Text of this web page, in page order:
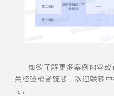
如欲了解更多案例内容
关经验或者疑惑，欢迎联系
讨。